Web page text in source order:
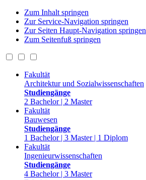
Zum Inhalt springen
Zur Service-Navigation springen
Zur Seiten Haupt-Navigation springen
Zum Seitenfuß springen
Fakultät
Architektur und Sozialwissenschaften
Studiengänge
2 Bachelor | 2 Master
Fakultät
Bauwesen
Studiengänge
1 Bachelor | 3 Master | 1 Diplom
Fakultät
Ingenieurwissenschaften
Studiengänge
4 Bachelor | 3 Master